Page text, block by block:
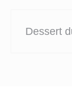
Dessert